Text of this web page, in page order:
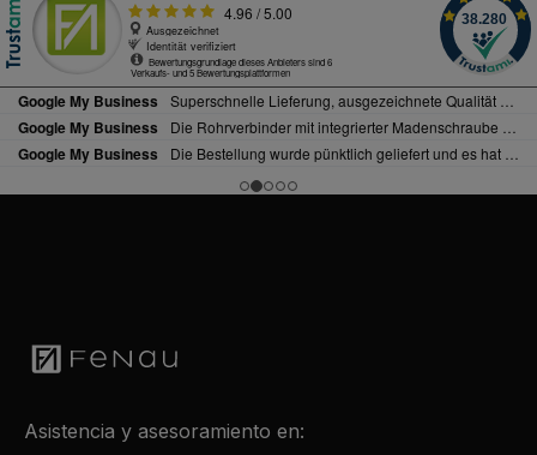
Asistencia y asesoramiento en: